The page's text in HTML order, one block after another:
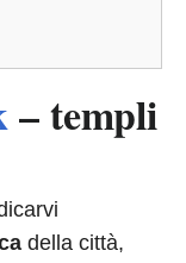
– templi
della città,